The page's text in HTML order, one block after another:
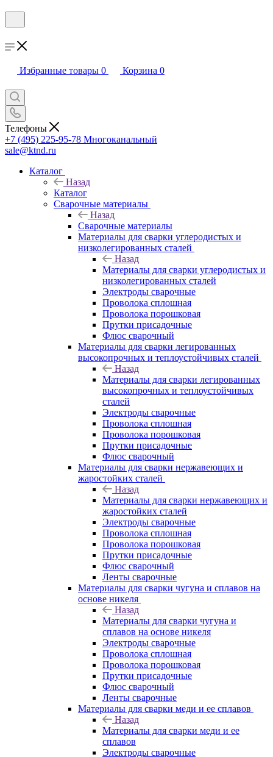
Избранные товары 0 Корзина 0
Телефоны
+7 (495) 225-95-78 Многоканальный
sale@ktnd.ru
Каталог
Назад
Каталог
Сварочные материалы
Назад
Сварочные материалы
Материалы для сварки углеродистых и
низколегированных сталей
Назад
Материалы для сварки углеродистых и
низколегированных сталей
Электроды сварочные
Проволока сплошная
Проволока порошковая
Прутки присадочные
Флюс сварочный
Материалы для сварки легированных
высокопрочных и теплоустойчивых сталей
Назад
Материалы для сварки легированных
высокопрочных и теплоустойчивых
сталей
Электроды сварочные
Проволока сплошная
Проволока порошковая
Прутки присадочные
Флюс сварочный
Материалы для сварки нержавеющих и
жаростойких сталей
Назад
Материалы для сварки нержавеющих и
жаростойких сталей
Электроды сварочные
Проволока сплошная
Проволока порошковая
Прутки присадочные
Флюс сварочный
Ленты сварочные
Материалы для сварки чугуна и сплавов на
основе никеля
Назад
Материалы для сварки чугуна и
сплавов на основе никеля
Электроды сварочные
Проволока сплошная
Проволока порошковая
Прутки присадочные
Флюс сварочный
Ленты сварочные
Материалы для сварки меди и ее сплавов
Назад
Материалы для сварки меди и ее
сплавов
Электроды сварочные